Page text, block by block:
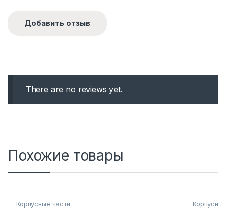
There are no reviews yet.
Похожие товары
Корпусные части